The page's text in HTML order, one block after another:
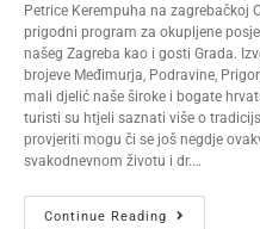
Petrice Kerempuha na zagrebačkoj
prigodni program za okupljene
našeg Zagreba kao i gosti Grada.
brojeve Međimurja, Podravine,
mali djelić naše široke i bogate
turisti su htjeli saznati više o
provjeriti mogu či se još negdje
svakodnevnom životu i dr.…
Continue Reading